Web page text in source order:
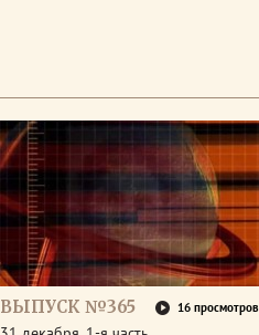
ВЫПУСК №365 16 просмотров